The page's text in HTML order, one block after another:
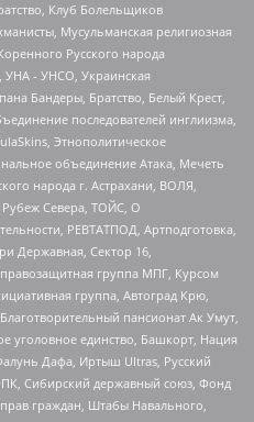
Клуб Болельщиков
Мусульманская религиозная
Русского народа
УНА - УНСО, Украинская
Бандеры, Братство, Белый Крест,
последователей инглиизма,
Этнополитическое
объединение Атака, Мечеть
народа г. Астрахани, ВОЛЯ,
Рубеж Севера, ТОЙС, О
РЕВТАТПОД, Артподготовка,
Державная, Сектор 16,
группа МПГ, Курсом
группа, Автоград Крю,
пансионат Ак Умут,
уголовное единство, Башкорт, Нация
Дафа, Иртыш Ultras, Русский
Сибирский державный союз, Фонд
граждан, Штабы Навального,